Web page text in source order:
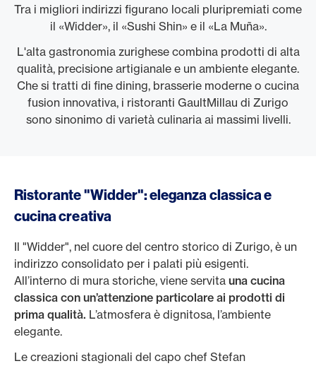
Tra i migliori indirizzi figurano locali pluripremiati come
il «Widder», il «Sushi Shin» e il «La Muña».
L'alta gastronomia zurighese combina prodotti di alta
qualità, precisione artigianale e un ambiente elegante.
Che si tratti di fine dining, brasserie moderne o cucina
fusion innovativa, i ristoranti GaultMillau di Zurigo
sono sinonimo di varietà culinaria ai massimi livelli.
Ristorante "Widder": eleganza classica e
cucina creativa
Il "Widder", nel cuore del centro storico di Zurigo, è un
indirizzo consolidato per i palati più esigenti.
All’interno di mura storiche, viene servita una cucina
classica con un’attenzione particolare ai prodotti di
prima qualità. L’atmosfera è dignitosa, l’ambiente
elegante.
Le creazioni stagionali del capo chef Stefan